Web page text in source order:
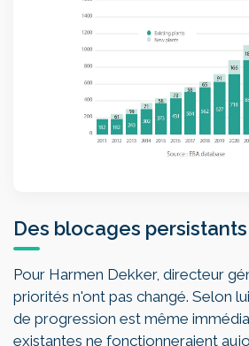
Des blocages persistants
Pour Harmen Dekker, directeur
priorités n'ont pas changé. Selon
de progression est même
existantes ne fonctionneraient